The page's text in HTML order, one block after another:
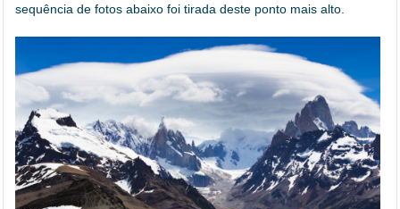
sequência de fotos abaixo foi tirada deste ponto mais alto.